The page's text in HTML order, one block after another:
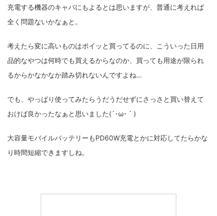
充電する機器のキャパにもよるとは思いますが、普通に考えれば
全く問題ないかなぁと。
考えたら変に高いものはポイッと買ってるのに、こういった日用
品的なやつは何時でも買えるからなのか、買っても用途が限られ
るからかなかなか踏み切れないんですよね…
でも、やっぱり使ってみたらうだうだせずにさっさと買い替えて
おけば良かったなぁと思いました(´･ω･｀)
大容量モバイルバッテリーもPD60W充電とかに対応してたらかな
り時間短縮できますしね。